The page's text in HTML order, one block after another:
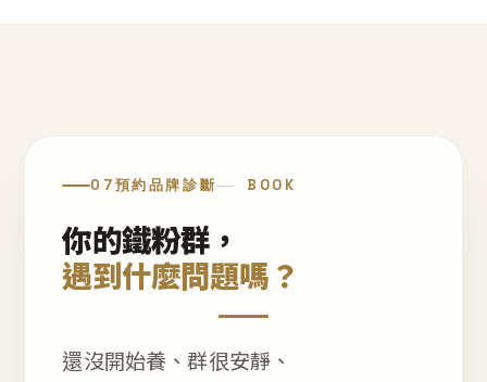
07預約品牌診斷 BOOK
你的鐵粉群，
遇到什麼問題嗎？
還沒開始養、群很安靜、